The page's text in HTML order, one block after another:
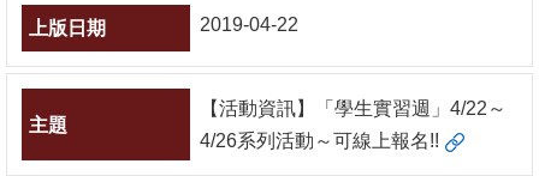
2019-04-22
【活動資訊】「學生實習週」4/22～
4/26系列活動～可線上報名!!